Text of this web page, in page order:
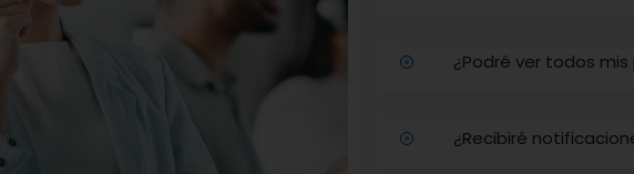
¿Podré ver todos
¿Recibiré